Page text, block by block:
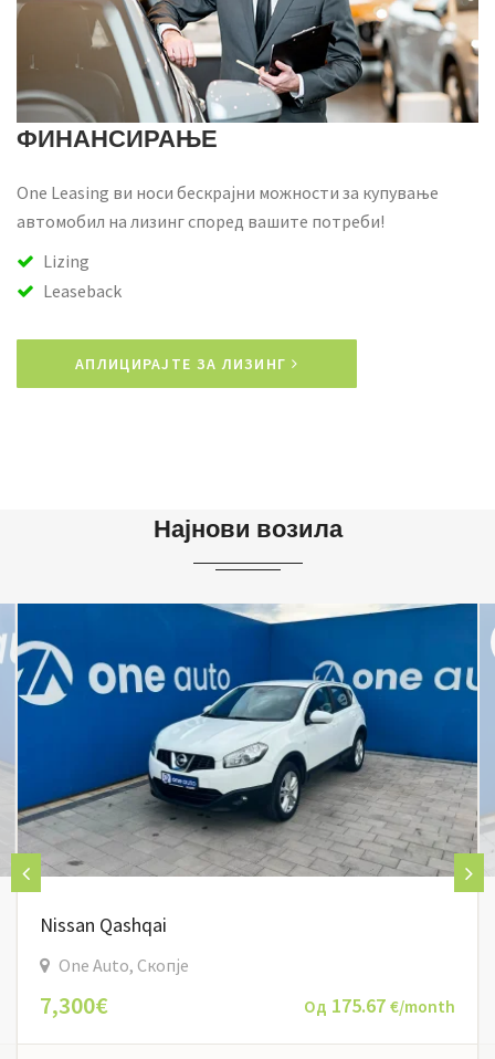
ФИНАНСИРАЊЕ
One Leasing ви носи бескрајни можности за купување
автомобил на лизинг според вашите потреби!
Lizing
Leaseback
АПЛИЦИРАЈТЕ ЗА ЛИЗИНГ
Најнови возила
Nissan Qashqai
One Auto, Скопје
7,300€ Од 175.67 €/month